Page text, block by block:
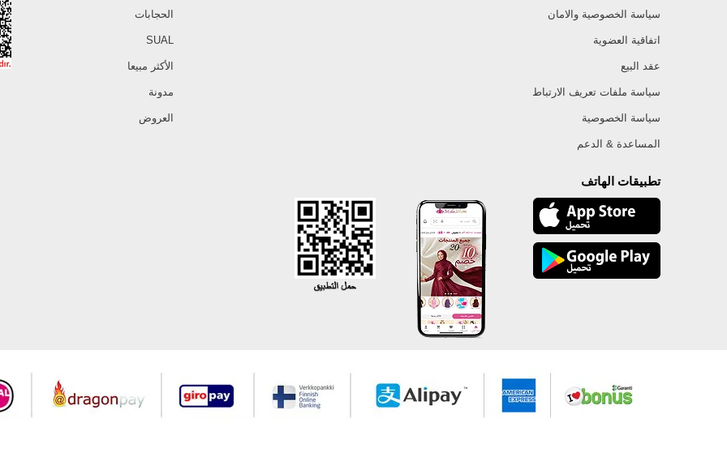
سياسة الخصوصية والامان
اتفاقية العضوية
عقد البيع
سياسة ملفات تعريف الارتباط
سياسة الخصوصية
المساعدة & الدعم
الحجابات
SUAL
الأكثر مبيعا
مدونة
العروض
تطبيقات الهاتف